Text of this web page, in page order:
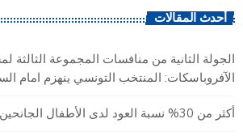
أحدث المقالات
الجولة الثانية من منافسات المجموعة الثالثة
الآفروباسكات: المنتخب التونسي ينهزم امام
أكثر من 30% نسبة العود لدى الأطفال الجانحين بمراكز الإصلاح